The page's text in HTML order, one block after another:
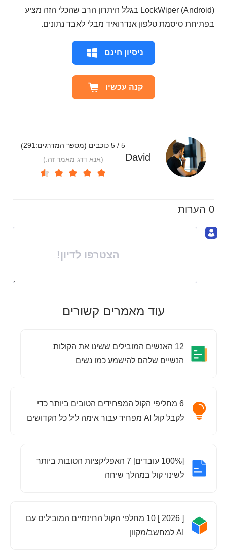
LockWiper (Android) בגלל היתרון הרב שהכלי הזה מציע
בפתיחת סיסמת טלפון אנדרואיד מבלי לאבד נתונים.
ניסיון חינם
קנה עכשיו
David
5 / 5 כוכבים (מספר המדרגים: 291
)
(אנא דרג מאמר זה.)
0 הערות
הצטרפו לדיון!
עוד מאמרים קשורים
12 האנשים המובילים ששינו את הקולות
הנשיים שלהם להישמע כמו נשים
6 מחליפי הקול המפחידים הטובים ביותר כדי
לקבל קול AI מפחיד עבור אימה ליל כל הקדושים
[100% עובדים] 7 האפליקציות הטובות ביותר
לשינוי קול במהלך שיחה
[ 2026 ] 10 מחלפי הקול החינמיים המובילים עם
AI למחשב/מקוון